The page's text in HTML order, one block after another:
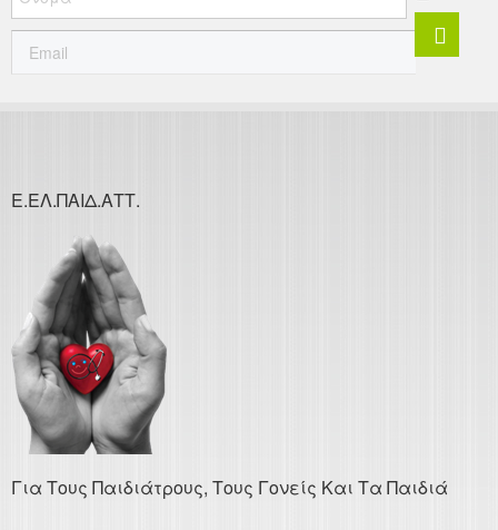
Ε.ΕΛ.ΠΑΙΔ.ΑΤΤ.
Για Τους Παιδιάτρους, Τους Γονείς Και Τα Παιδιά